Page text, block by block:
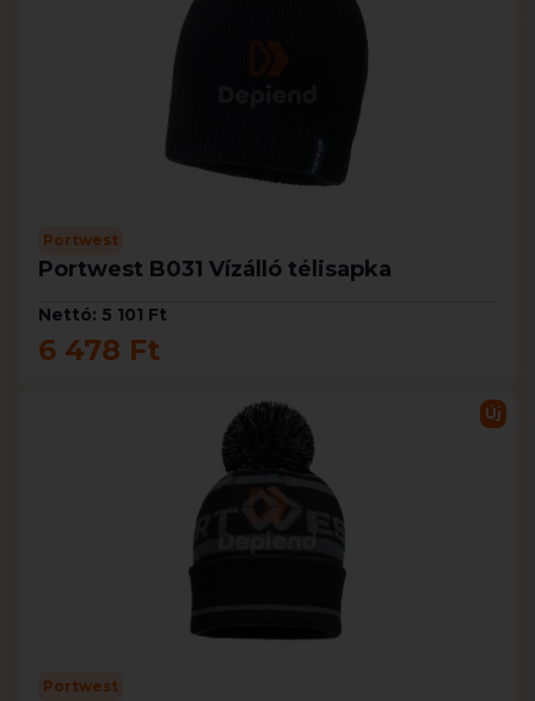
Portwest
Portwest B031 Vízálló télisapka
Nettó: 5 101 Ft
6 478 Ft
Új
Portwest